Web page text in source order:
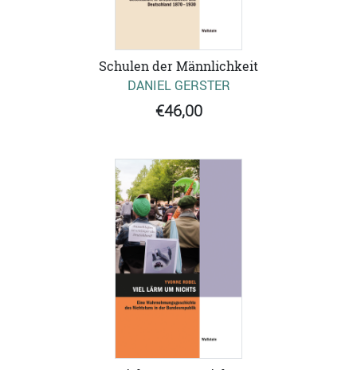
Schulen der Männlichkeit
DANIEL GERSTER
€46,00